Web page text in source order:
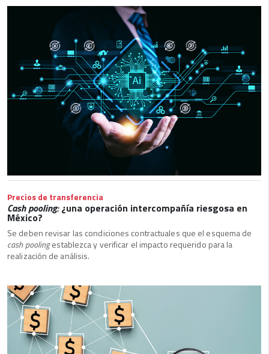
Precios de transferencia
Cash pooling:¿una operación intercompañía riesgosa en
México?
Se deben revisar las condiciones contractuales que el esquema de
cash poolingestablezca y verificar el impacto requerido para la
realización de análisis.